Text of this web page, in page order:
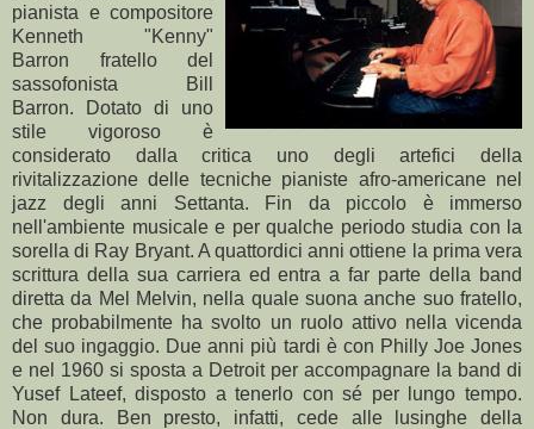
pianista e compositore
Kenneth "Kenny"
Barron fratello del
sassofonista Bill
Barron. Dotato di uno
stile vigoroso è
considerato dalla critica uno degli artefici della
rivitalizzazione delle tecniche pianiste afro-americane nel
jazz degli anni Settanta. Fin da piccolo è immerso
nell'ambiente musicale e per qualche periodo studia con la
sorella di Ray Bryant. A quattordici anni ottiene la prima vera
scrittura della sua carriera ed entra a far parte della band
diretta da Mel Melvin, nella quale suona anche suo fratello,
che probabilmente ha svolto un ruolo attivo nella vicenda
del suo ingaggio. Due anni più tardi è con Philly Joe Jones
e nel 1960 si sposta a Detroit per accompagnare la band di
Yusef Lateef, disposto a tenerlo con sé per lungo tempo.
Non dura. Ben presto, infatti, cede alle lusinghe della